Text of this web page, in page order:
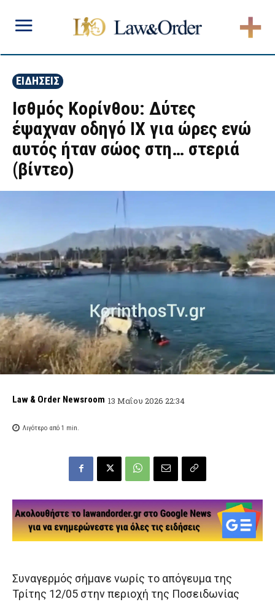
ΕΙΔΗΣΕΙΣ
Ισθμός Κορίνθου: Δύτες
έψαχναν οδηγό ΙΧ για ώρες ενώ
αυτός ήταν σώος στη… στεριά
(βίντεο)
Law & Order Newsroom 13 Μαΐου 2026 22:34
Λιγότερο από 1 min.
Συναγερμός σήμανε νωρίς το απόγευμα της
Τρίτης 12/05 στην περιοχή της Ποσειδωνίας